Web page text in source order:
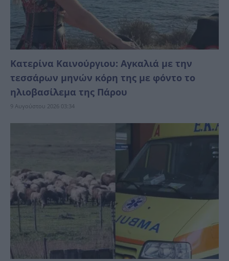
Κατερίνα Καινούργιου: Αγκαλιά με την
τεσσάρων μηνών κόρη της με φόντο το
ηλιοβασίλεμα της Πάρου
9 Αυγούστου 2026 03:34